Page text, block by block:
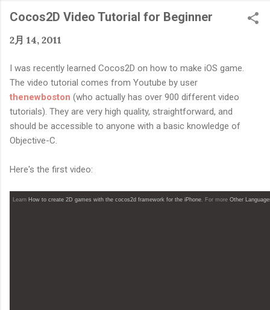
們還在研究那個眼鏡時，常聽到像是：『 他們不知道用了
什麼黑科技 』，這類沒有建設性、不應該從 RD 嘴裡說出
SW嘴砲經理（暫且以H君稱之），沒事就把『 黑科技 』
三個字掛在嘴上，當做無知的遮羞布，我就會感到倒胃口！
同樣身為RD，我只覺得 Shame on you！（打嘴炮、作
秀搶風頭、噁心帶風向、搞政治操作、把別人做事的成果搶
去幫自己抬轎、有鍋直接推給下屬扛、散佈同事私生活謠
言，還有職場霸凌，這些你他媽都頂級專業戶，除此之外沒
被信息差，不懂加上沒實作能力去驗證，就什麼都變成黑科
也非啥黑科技，只是政府不讓你普通老百姓了解罷了。
Cocos2D Video Tutorial for Beginner
2月 14, 2011
I was recently learned Cocos2D on how to make iOS game.
The video tutorial comes from Youtube by user
thenewboston (who actually has over 900 different video
tutorials). They are very high quality, straightforward, and
should be accessible to anyone with a basic knowledge of
Objective-C.
Here's the first video:
Learn How to create 2D games with the cocos2d framework for the iPhone . For more Other